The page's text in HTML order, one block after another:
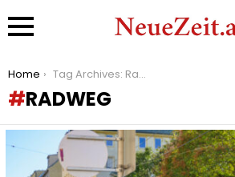
You are here:
Home Tag Archives: Radweg
RADWEG
LATEST
STORIES